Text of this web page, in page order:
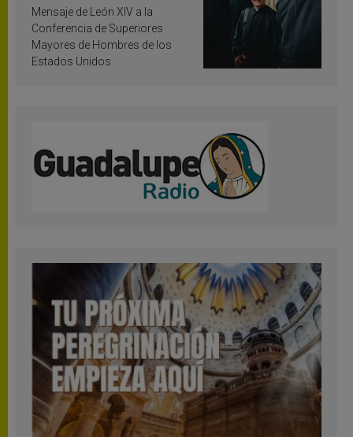
inspiración y santificación
Mensaje de León XIV a la
Conferencia de Superiores
Mayores de Hombres de los
Estados Unidos